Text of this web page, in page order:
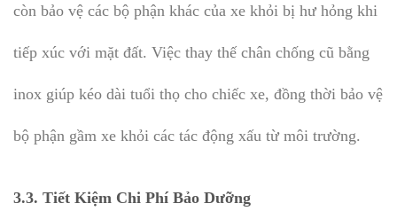
còn bảo vệ các bộ phận khác của xe khỏi bị hư hỏng khi
tiếp xúc với mặt đất. Việc thay thế chân chống cũ bằng
inox giúp kéo dài tuổi thọ cho chiếc xe, đồng thời bảo vệ
bộ phận gầm xe khỏi các tác động xấu từ môi trường.
3.3. Tiết Kiệm Chi Phí Bảo Dưỡng